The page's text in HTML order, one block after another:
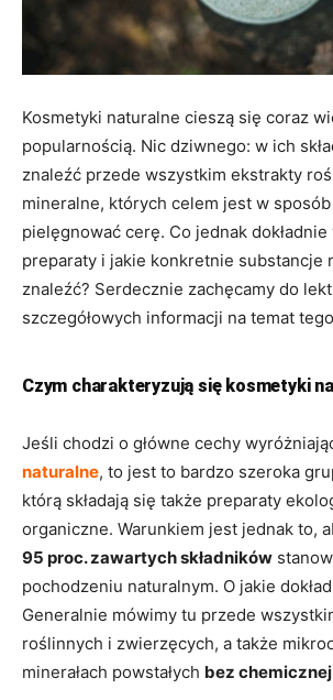
Kosmetyki naturalne cieszą się coraz
popularnością. Nic dziwnego: w ich
znaleźć przede wszystkim ekstrakty
mineralne, których celem jest w
pielęgnować cerę. Co jednak
preparaty i jakie konkretnie substancje
znaleźć? Serdecznie zachęcamy do
szczegółowych informacji na temat
Czym charakteryzują się kosmetyki
Jeśli chodzi o główne cechy
naturalne, to jest to bardzo szeroka
którą składają się także preparaty
organiczne. Warunkiem jest jednak to,
95 proc. zawartych składników
pochodzeniu naturalnym. O jakie
Generalnie mówimy tu przede
roślinnych i zwierzęcych, a także
minerałach powstałych bez